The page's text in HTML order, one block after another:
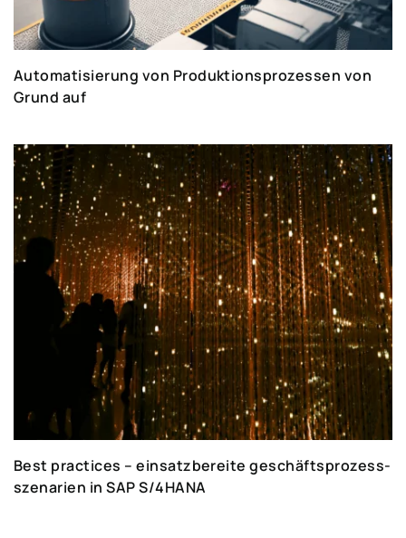
Automatisierung von Produktionsprozessen von
Grund auf
Best practices – einsatzbereite geschäftsprozess-
szenarien in SAP S/4HANA